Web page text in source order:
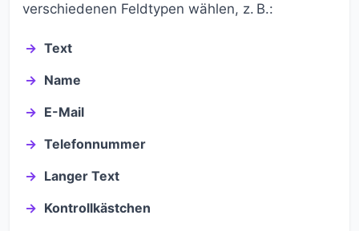
verschiedenen Feldtypen wählen, z. B.:
Text
Name
E-Mail
Telefonnummer
Langer Text
Kontrollkästchen